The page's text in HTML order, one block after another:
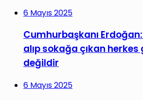
6 Mayıs 2025
Cumhurbaşkanı
alıp sokağa çıkan
değildir
6 Mayıs 2025